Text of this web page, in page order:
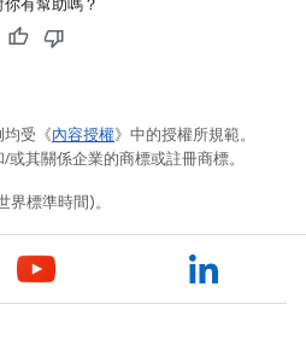
你有幫助嗎？
受《內容授權》中的授權所規範。
其關係企業的商標或註冊商標。
標準時間)。